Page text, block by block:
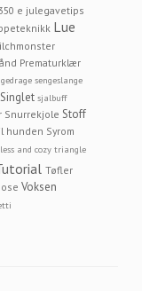
e julegavetips
Lue
Prematurklær
sengeslange
Singlet sjalbuff
Snurrekjole Stoff
hunden Syrom
and cozy triangle
Tøfler
Voksen